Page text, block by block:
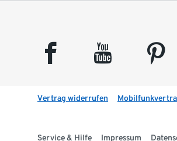
facebook youtube pinterest
Vertrag widerrufen
Service & Hilfe Impressum